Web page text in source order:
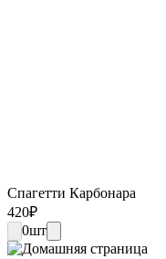
Спагетти Карбонара
420₽
0шт